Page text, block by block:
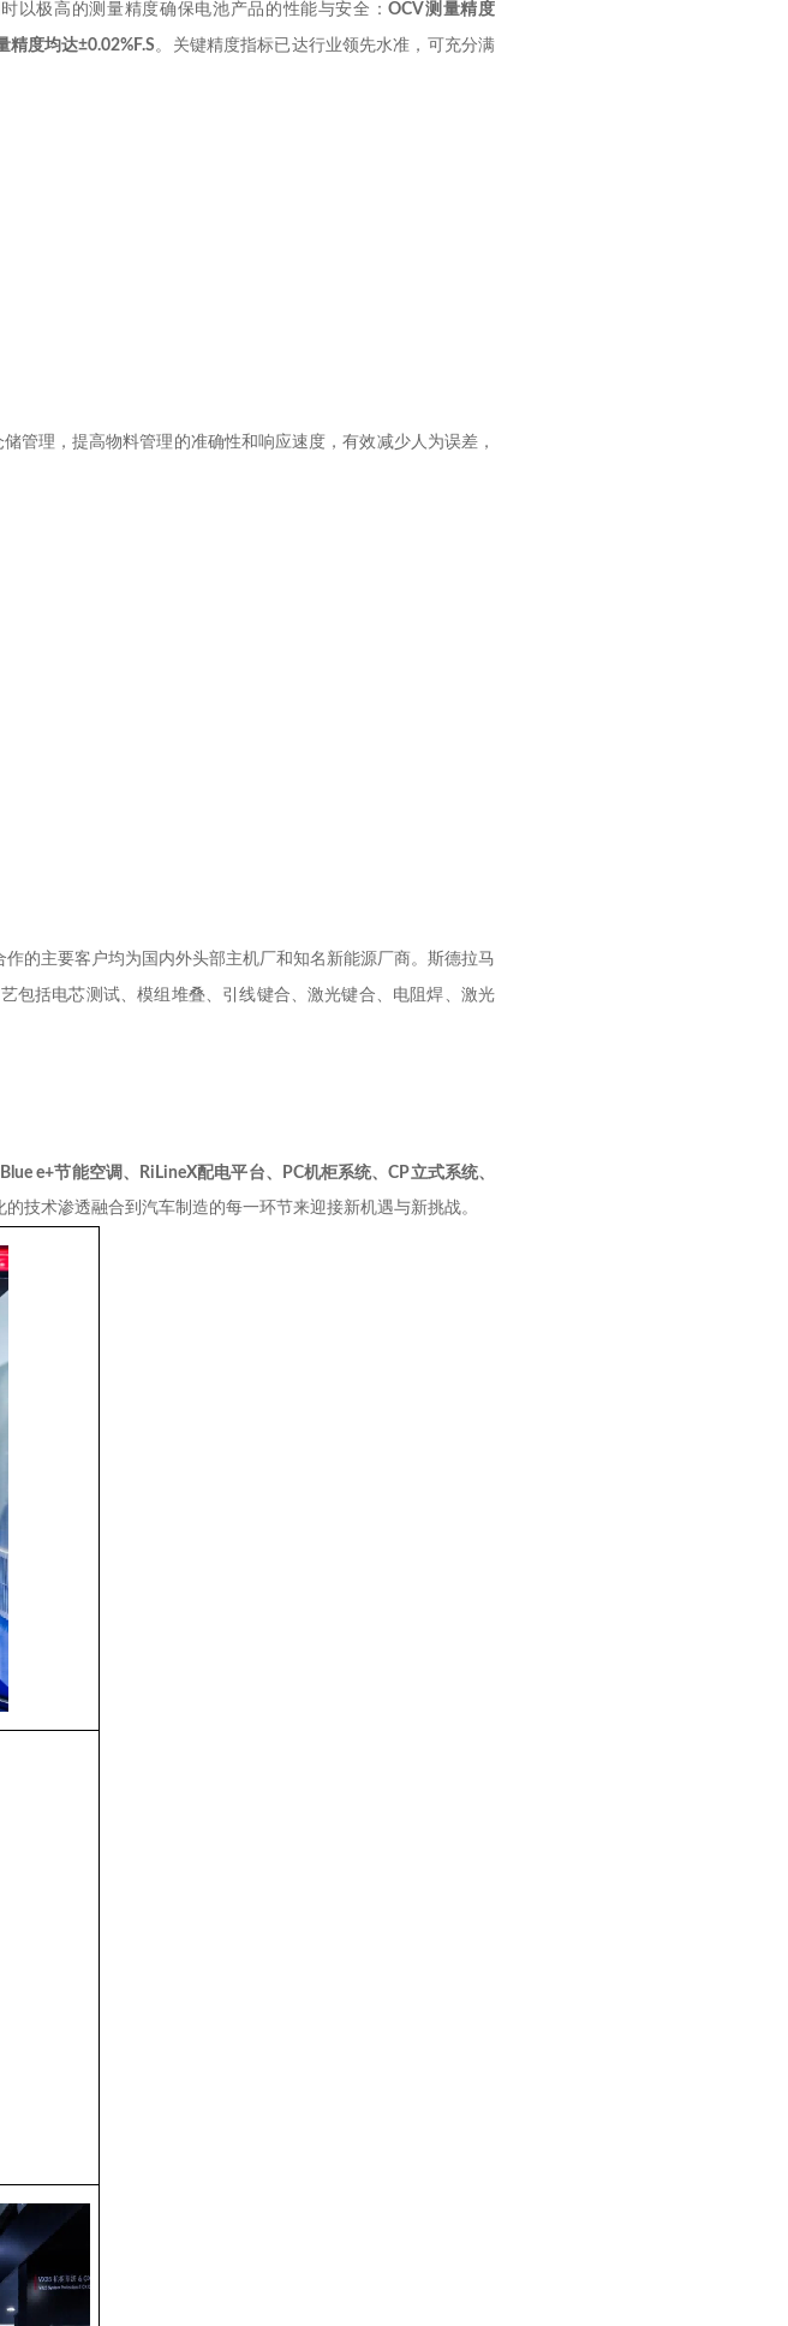
以极高的测量精度确保电池产品的性能与安全：OCV测量精度
精度均达±0.02%F.S。关键精度指标已达行业领先水准，可充分满
管理，提高物料管理的准确性和响应速度，有效减少人为误差，
作的主要客户均为国内外头部主机厂和知名新能源厂商。斯德拉马
包括电芯测试、模组堆叠、引线键合、激光键合、电阻焊、激光
Blue e+节能空调、 RiLineX配电平台、 PC机柜系统、CP立式系统、
技术渗透融合到汽车制造的每一环节来迎接新机遇与新挑战。